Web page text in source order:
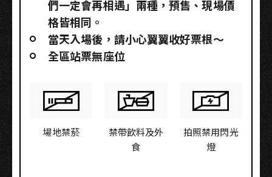
們一定會再相遇」兩種，預售、現場價
格皆相同。
當天入場後，請小心翼翼收好票根～
全區站票無座位
場地禁菸
禁帶飲料及外
食
拍照禁用閃光
燈